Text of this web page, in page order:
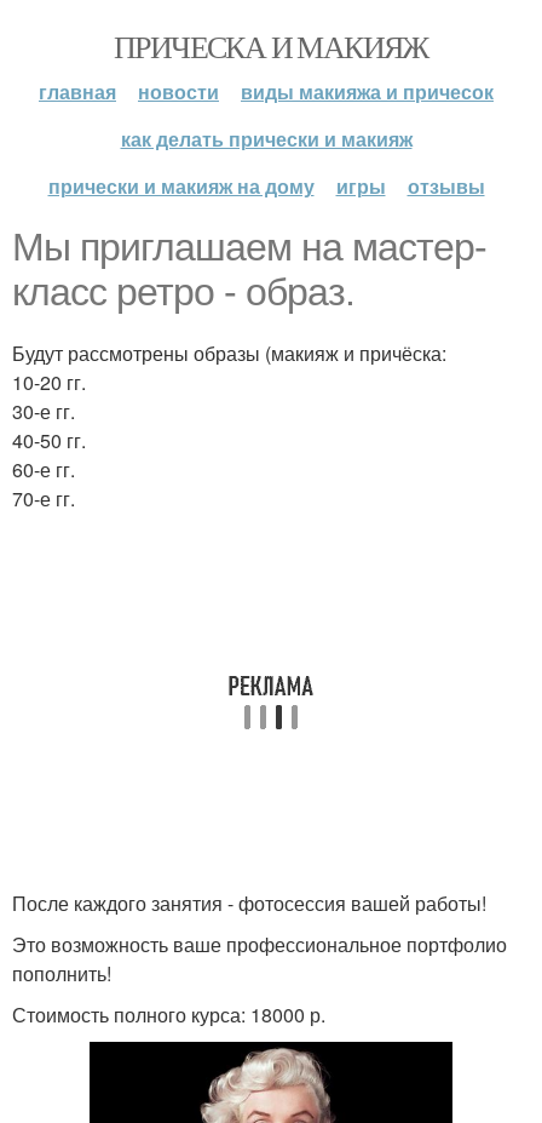
ПРИЧЕСКА И МАКИЯЖ
главная новости
виды макияжа и причесок
как делать прически и макияж
прически и макияж на дому
игры отзывы
Мы приглашаем на мастер-
класс ретро - образ.
Будут рассмотрены образы (макияж и причёска:
10-20 гг.
30-е гг.
40-50 гг.
60-е гг.
70-е гг.
После каждого занятия - фотосессия вашей работы!
Это возможность ваше профессиональное портфолио
пополнить!
Стоимость полного курса: 18000 р.